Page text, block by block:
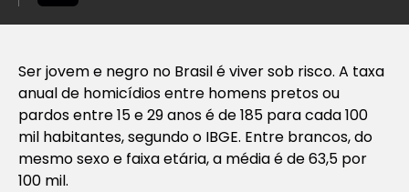
Ser jovem e negro no Brasil é viver sob risco. A taxa
anual de homicídios entre homens pretos ou
pardos entre 15 e 29 anos é de 185 para cada 100
mil habitantes, segundo o IBGE. Entre brancos, do
mesmo sexo e faixa etária, a média é de 63,5 por
100 mil.